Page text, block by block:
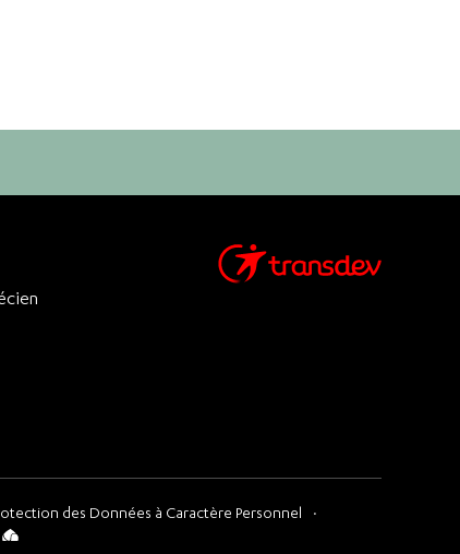
des Données à Caractère Personnel